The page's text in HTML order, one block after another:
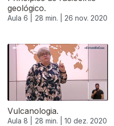
geológico.
Aula 6 | 28 min. | 26 nov. 2020
Vulcanologia.
Aula 8 | 28 min. | 10 dez. 2020